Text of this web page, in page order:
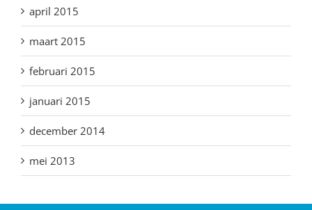
april 2015
maart 2015
februari 2015
januari 2015
december 2014
mei 2013